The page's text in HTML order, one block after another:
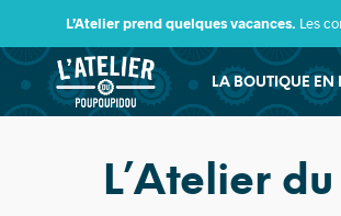
L’Atelier prend quelques vacances. Les
LA BOUTIQUE EN
L’Atelier